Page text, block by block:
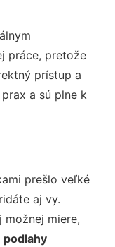
práce, pretože
prístup a
a sú plne k
prešlo veľké
aj vy.
možnej miere,
podlahy